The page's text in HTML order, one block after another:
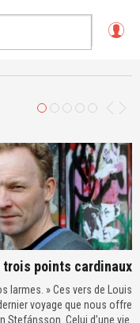
g
trois points cardinaux
larmes. » Ces vers de Louis
voyage que nous offre
Stefánsson. Celui d’une vie.